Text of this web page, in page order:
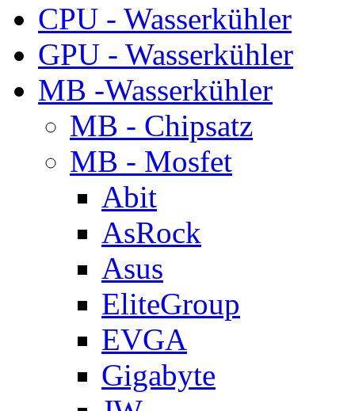
CPU - Wasserkühler
GPU - Wasserkühler
MB -Wasserkühler
MB - Chipsatz
MB - Mosfet
Abit
AsRock
Asus
EliteGroup
EVGA
Gigabyte